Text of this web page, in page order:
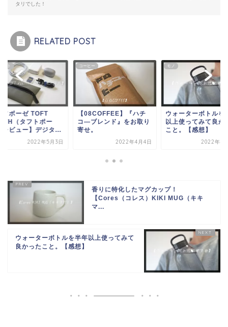
タリでした！
RELATED POST
ット
ソボーゼ TOFT
（タフトポー
レビュー】デジタ...
2022年5月3日
コーヒー
【08COFFEE】『ハチ
コ―ブレンド』をお取り
寄せ。
2022年4月4日
モノ
ウォーターボトルを
以上使ってみて良か
こと。【感想】
2022年4
香りに特化したマグカップ！
【Cores（コレス）KIKI MUG（キキ
マ...
ウォーターボトルを半年以上使ってみて
良かったこと。【感想】